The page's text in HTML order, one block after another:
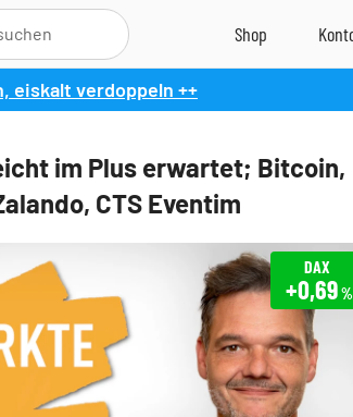
eiskalt verdoppeln ++
im Plus erwartet; Bitcoin,
CTS Eventim
DAX
+0,69%